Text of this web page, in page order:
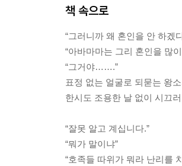
<第12章> 지금만큼은 ― 기적
<第14章> 숨은 진실 ― 바보
<第15章> 꽤나 고약한 ― 내
<第16章> 다른 사람 ― 진작
<第17章> 좋은가 ― 난 이미
<第19章> 불가한다 ― 어차
<第20章> 오늘만 ― 헤어지는
<第21章> 무너지다 ― 미안
책 속으로
“그러니까 왜 혼인을 안 하겠
“아바마마는 그리 혼인을 많
“그거야…….”
표정 없는 얼굴로 되묻는 왕
한시도 조용한 날 없이 시끄
“잘못 알고 계십니다.”
“뭐가 말이냐”
“호족들 따위가 뭐라 난리를